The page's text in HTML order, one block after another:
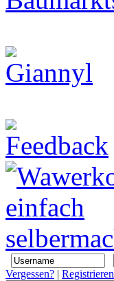
Vergessen? | Registrieren